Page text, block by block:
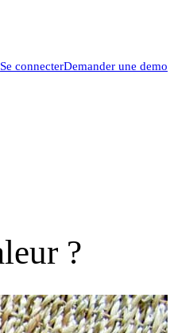
Se connecterDemander une demo
?